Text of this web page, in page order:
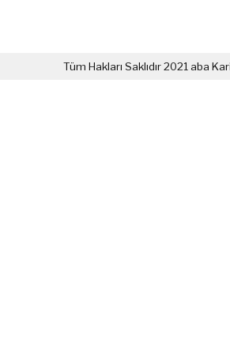
Tüm Hakları Saklıdır 2021 aba